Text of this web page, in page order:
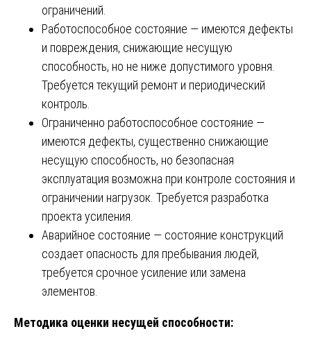
ограничений.
Работоспособное состояние — имеются дефекты
и повреждения, снижающие несущую
способность, но не ниже допустимого уровня.
Требуется текущий ремонт и периодический
контроль.
Ограниченно работоспособное состояние —
имеются дефекты, существенно снижающие
несущую способность, но безопасная
эксплуатация возможна при контроле состояния и
ограничении нагрузок. Требуется разработка
проекта усиления.
Аварийное состояние — состояние конструкций
создает опасность для пребывания людей,
требуется срочное усиление или замена
элементов.
Методика оценки несущей способности: